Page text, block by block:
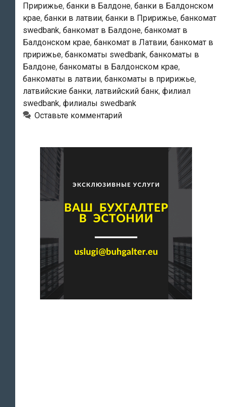
Пририжье, банки в Балдоне, банки в Балдонском
крае, банки в латвии, банки в Пририжье, банкомат
swedbank, банкомат в Балдоне, банкомат в
Балдонском крае, банкомат в Латвии, банкомат в
пририжье, банкоматы swedbank, банкоматы в
Балдоне, банкоматы в Балдонском крае,
банкоматы в латвии, банкоматы в пририжье,
латвийские банки, латвийский банк, филиал
swedbank, филиалы swedbank
Оставьте комментарий